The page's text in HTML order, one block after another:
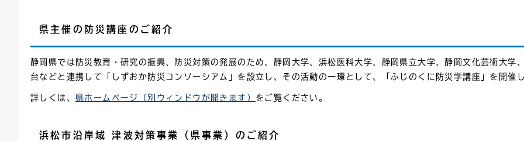
県主催の防災講座のご紹介
静岡県では防災教育・研究の振興、防災対策の発展のため、静岡大学、浜松医科大学、静岡県立大学、静岡文化芸術大学
台などと連携して「しずおか防災コンソーシアム」を設立し、その活動の一環として、「ふじのくに防災学講座」を開催
詳しくは、 県ホームページ（別ウィンドウが開きます） をご覧ください。
浜松市沿岸域 津波対策事業（県事業）のご紹介